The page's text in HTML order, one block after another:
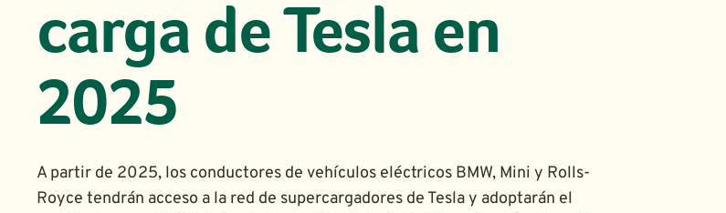
carga de Tesla en
2025
A partir de 2025, los conductores de vehículos eléctricos BMW, Mini y Rolls-
Royce tendrán acceso a la red de supercargadores de Tesla y adoptarán el